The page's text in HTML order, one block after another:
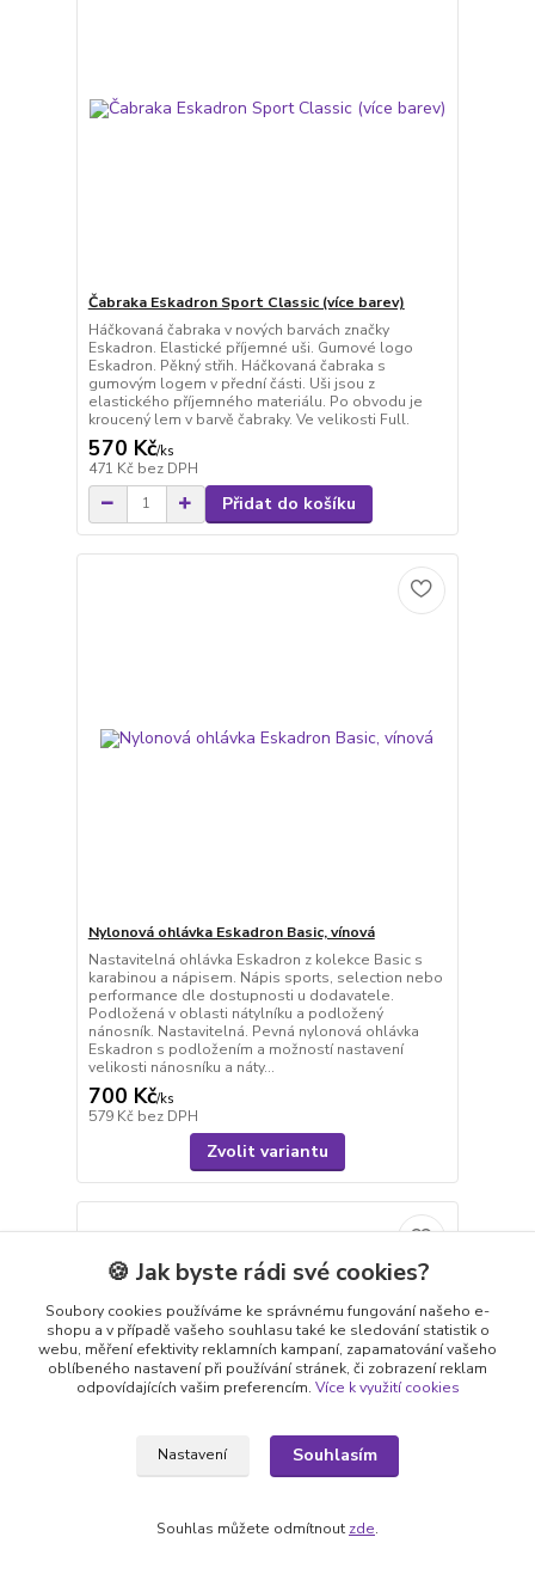
Čabraka Eskadron Sport Classic (více barev)
Háčkovaná čabraka v nových barvách značky
Eskadron. Elastické příjemné uši. Gumové logo
Eskadron. Pěkný střih. Háčkovaná čabraka s
gumovým logem v přední části. Uši jsou z
elastického příjemného materiálu. Po obvodu je
kroucený lem v barvě čabraky. Ve velikosti Full.
570 Kč/ks
471 Kč bez DPH
Přidat do košíku
Nylonová ohlávka Eskadron Basic, vínová
Nastavitelná ohlávka Eskadron z kolekce Basic s
karabinou a nápisem. Nápis sports, selection nebo
performance dle dostupnosti u dodavatele.
Podložená v oblasti nátylníku a podložený
nánosník. Nastavitelná. Pevná nylonová ohlávka
Eskadron s podložením a možností nastavení
velikosti nánosníku a náty...
700 Kč/ks
579 Kč bez DPH
Zvolit variantu
🍪 Jak byste rádi své cookies?
Soubory cookies používáme ke správnému fungování našeho e-
shopu a v případě vašeho souhlasu také ke sledování statistik o
webu, měření efektivity reklamních kampaní, zapamatování vašeho
oblíbeného nastavení při používání stránek, či zobrazení reklam
odpovídajících vašim preferencím. Více k využití cookies
Nastavení Souhlasím
Souhlas můžete odmítnout zde.